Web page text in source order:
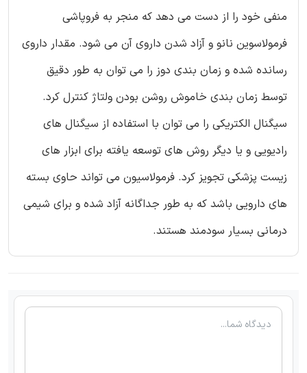
منفی خود را از دست می دهد که منجر به فروپاشی
فرمولاسوین نانو و آزاد شدن داروی آن می شود. مقدار داروی
رسانده شده و زمان بندی دوز را می توان به طور دقیق
توسط زمان بندی خاموش روشن بودن ولتاژ کنترل کرد.
سیگنال الکتریکی را می توان با استفاده از سیگنال های
رادیویی و یا دیگر روش های توسعه یافته برای ابزار های
زیست پزشکی تجویز کرد. فرمولاسیون می تواند حاوی بسته
های دارویی باشد که به طور جداگانه آزاد شده و برای شیمی
درمانی بسیار سودمند هستند.